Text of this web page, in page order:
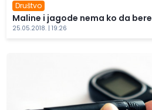
Društvo
Maline i jagode nema ko da bere
25.05.2018. | 19:26